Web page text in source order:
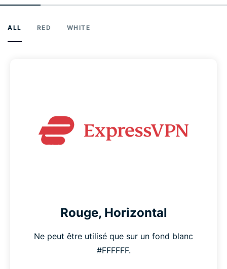
ALL RED WHITE
Rouge, Horizontal
Ne peut être utilisé que sur un fond blanc
#FFFFFF.